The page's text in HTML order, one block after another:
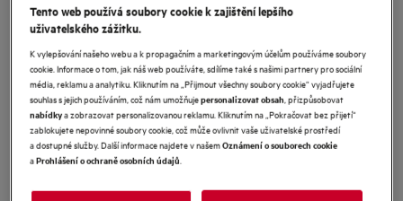
Stáhněte si návody k
použití
Vyhledejte návod k použití vašeho spotřebičeAEG.
Jak vyfotit produktový štítek
Tento web používá soubory cookie k zajištění lepšího
uživatelského zážitku.
K vylepšování našeho webu a k propagačním a marketingovým účelům používáme soubory
cookie. Informace o tom, jak náš web používáte, sdílíme také s našimi partnery pro sociální
média, reklamu a analytiku. Kliknutím na „Přijmout všechny soubory cookie“ vyjadřujete
souhlas s jejich používáním, což nám umožňujepersonalizovat obsah, přizpůsobovat
nabídkya zobrazovat personalizovanou reklamu. Kliknutím na „Pokračovat bez přijetí“
zablokujete nepovinné soubory cookie, což může ovlivnit vaše uživatelské prostředí
a dostupné služby. Další informace najdete v našemOznámení o souborech cookie
aProhlášení o ochraně osobních údajů.